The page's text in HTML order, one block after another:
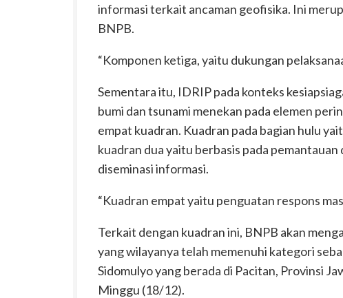
informasi terkait ancaman geofisika. Ini
BNPB.
“Komponen ketiga, yaitu dukungan
Sementara itu, IDRIP pada konteks
bumi dan tsunami menekan pada elemen
empat kuadran. Kuadran pada bagian hulu
kuadran dua yaitu berbasis pada
diseminasi informasi.
“Kuadran empat yaitu penguatan respons
Terkait dengan kuadran ini, BNPB akan
yang wilayanya telah memenuhi kategori
Sidomulyo yang berada di Pacitan, Provinsi
Minggu (18/12).